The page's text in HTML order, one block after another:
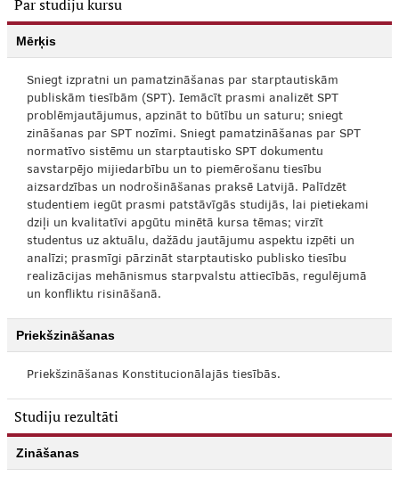
Par studiju kursu
Mērķis
Sniegt izpratni un pamatzināšanas par starptautiskām
publiskām tiesībām (SPT). Iemācīt prasmi analizēt SPT
problēmjautājumus, apzināt to būtību un saturu; sniegt
zināšanas par SPT nozīmi. Sniegt pamatzināšanas par SPT
normatīvo sistēmu un starptautisko SPT dokumentu
savstarpējo mijiedarbību un to piemērošanu tiesību
aizsardzības un nodrošināšanas praksē Latvijā. Palīdzēt
studentiem iegūt prasmi patstāvīgās studijās, lai pietiekami
dziļi un kvalitatīvi apgūtu minētā kursa tēmas; virzīt
studentus uz aktuālu, dažādu jautājumu aspektu izpēti un
analīzi; prasmīgi pārzināt starptautisko publisko tiesību
realizācijas mehānismus starpvalstu attiecībās, regulējumā
un konfliktu risināšanā.
Priekšzināšanas
Priekšzināšanas Konstitucionālajās tiesībās.
Studiju rezultāti
Zināšanas